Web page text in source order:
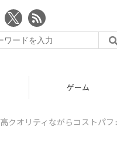
ゲーム
高クオリティながらコストパ